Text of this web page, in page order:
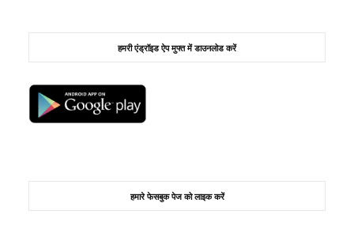
हमरी एंड्रॉइड ऐप मुफ्त में डाउनलोड करें
हमारे फेसबुक पेज को लाइक करें